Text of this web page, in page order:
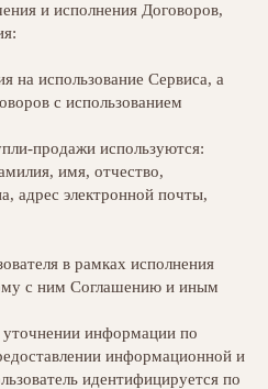
и исполнения Договоров,
на использование Сервиса, а
с использованием
продажи используются:
имя, отчество,
адрес электронной почты,
в рамках исполнения
с ним Соглашению и иным
информации по
информационной и
идентифицируется по